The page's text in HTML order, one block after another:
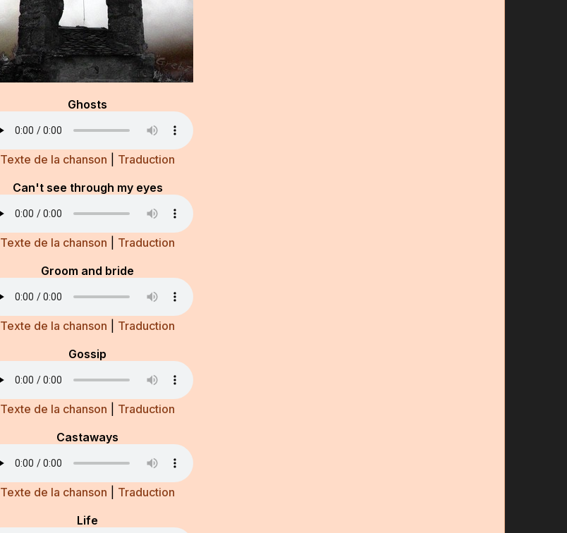
Ghosts
Texte de la chanson
Traduction
Can't see through my eyes
Texte de la chanson
Traduction
Groom and bride
Texte de la chanson
Traduction
Gossip
Texte de la chanson
Traduction
Castaways
Texte de la chanson
Traduction
Life